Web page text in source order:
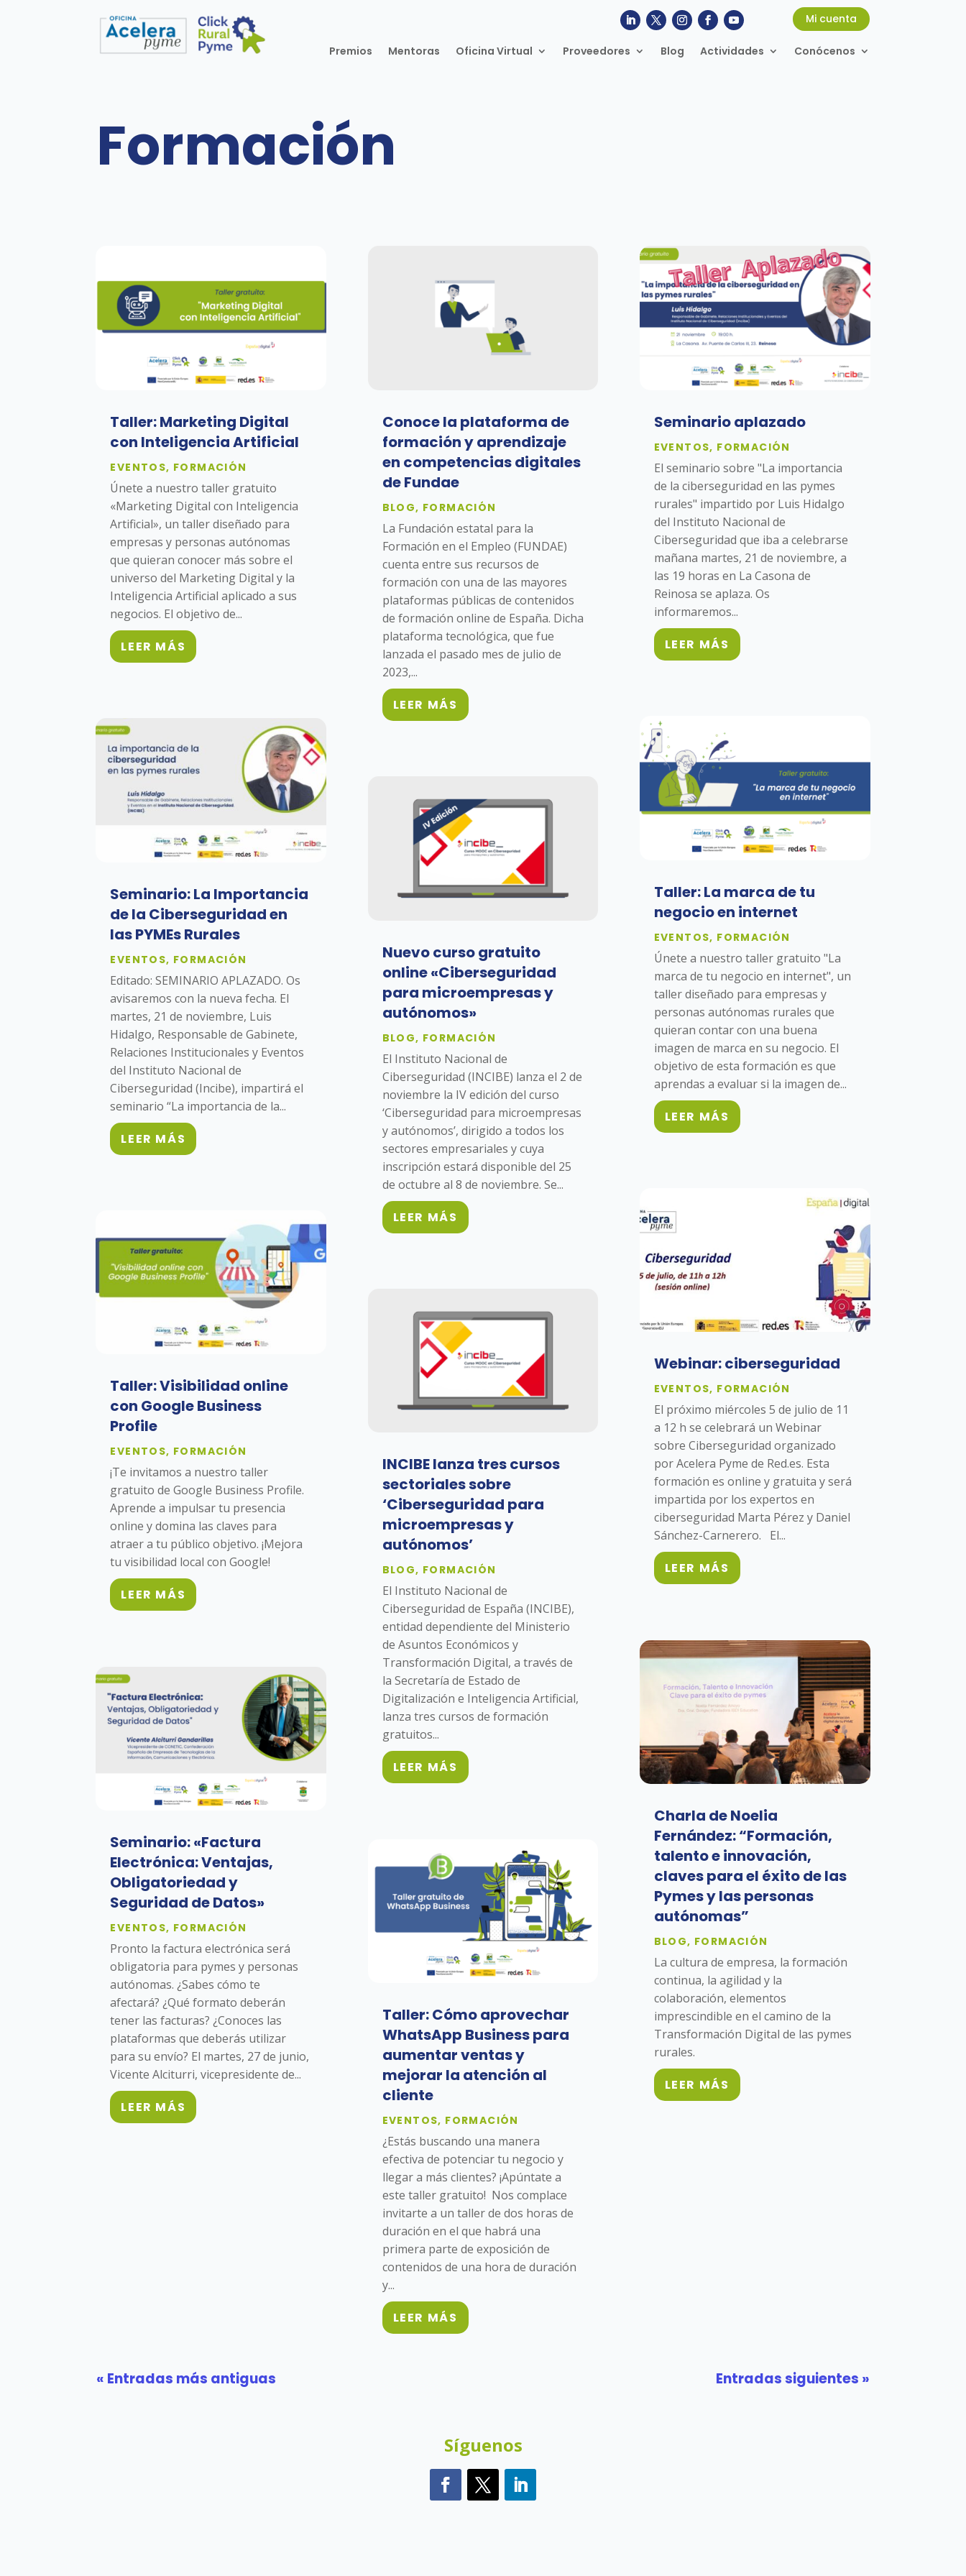
Mi cuenta
Premios Mentoras Oficina Virtual Proveedores Blog Actividades Conócenos
Formación
Taller: Marketing Digital
con Inteligencia Artificial
EVENTOS, FORMACIÓN
Únete a nuestro taller gratuito
«Marketing Digital con Inteligencia
Artificial», un taller diseñado para
empresas y personas autónomas
que quieran conocer más sobre el
universo del Marketing Digital y la
Inteligencia Artificial aplicado a sus
negocios. El objetivo de...
LEER MÁS
Seminario: La Importancia
de la Ciberseguridad en
las PYMEs Rurales
EVENTOS, FORMACIÓN
Editado: SEMINARIO APLAZADO. Os
avisaremos con la nueva fecha. El
martes, 21 de noviembre, Luis
Hidalgo, Responsable de Gabinete,
Relaciones Institucionales y Eventos
del Instituto Nacional de
Ciberseguridad (Incibe), impartirá el
seminario “La importancia de la...
LEER MÁS
Taller: Visibilidad online
con Google Business
Profile
EVENTOS, FORMACIÓN
¡Te invitamos a nuestro taller
gratuito de Google Business Profile.
Aprende a impulsar tu presencia
online y domina las claves para
atraer a tu público objetivo. ¡Mejora
tu visibilidad local con Google!
LEER MÁS
Seminario: «Factura
Electrónica: Ventajas,
Obligatoriedad y
Seguridad de Datos»
EVENTOS, FORMACIÓN
Pronto la factura electrónica será
obligatoria para pymes y personas
autónomas. ¿Sabes cómo te
afectará? ¿Qué formato deberán
tener las facturas? ¿Conoces las
plataformas que deberás utilizar
para su envío? El martes, 27 de junio,
Vicente Alciturri, vicepresidente de...
LEER MÁS
Conoce la plataforma de
formación y aprendizaje
en competencias digitales
de Fundae
BLOG, FORMACIÓN
La Fundación estatal para la
Formación en el Empleo (FUNDAE)
cuenta entre sus recursos de
formación con una de las mayores
plataformas públicas de contenidos
de formación online de España. Dicha
plataforma tecnológica, que fue
lanzada el pasado mes de julio de
2023,...
LEER MÁS
Nuevo curso gratuito
online «Ciberseguridad
para microempresas y
autónomos»
BLOG, FORMACIÓN
El Instituto Nacional de
Ciberseguridad (INCIBE) lanza el 2 de
noviembre la IV edición del curso
‘Ciberseguridad para microempresas
y autónomos’, dirigido a todos los
sectores empresariales y cuya
inscripción estará disponible del 25
de octubre al 8 de noviembre. Se...
LEER MÁS
INCIBE lanza tres cursos
sectoriales sobre
‘Ciberseguridad para
microempresas y
autónomos’
BLOG, FORMACIÓN
El Instituto Nacional de
Ciberseguridad de España (INCIBE),
entidad dependiente del Ministerio
de Asuntos Económicos y
Transformación Digital, a través de
la Secretaría de Estado de
Digitalización e Inteligencia Artificial,
lanza tres cursos de formación
gratuitos...
LEER MÁS
Taller: Cómo aprovechar
WhatsApp Business para
aumentar ventas y
mejorar la atención al
cliente
EVENTOS, FORMACIÓN
¿Estás buscando una manera
efectiva de potenciar tu negocio y
llegar a más clientes? ¡Apúntate a
este taller gratuito! Nos complace
invitarte a un taller de dos horas de
duración en el que habrá una
primera parte de exposición de
contenidos de una hora de duración
y...
LEER MÁS
Seminario aplazado
EVENTOS, FORMACIÓN
El seminario sobre "La importancia
de la ciberseguridad en las pymes
rurales" impartido por Luis Hidalgo
del Instituto Nacional de
Ciberseguridad que iba a celebrarse
mañana martes, 21 de noviembre, a
las 19 horas en La Casona de
Reinosa se aplaza. Os
informaremos...
LEER MÁS
Taller: La marca de tu
negocio en internet
EVENTOS, FORMACIÓN
Únete a nuestro taller gratuito "La
marca de tu negocio en internet", un
taller diseñado para empresas y
personas autónomas rurales que
quieran contar con una buena
imagen de marca en su negocio. El
objetivo de esta formación es que
aprendas a evaluar si la imagen de...
LEER MÁS
Webinar: ciberseguridad
EVENTOS, FORMACIÓN
El próximo miércoles 5 de julio de 11
a 12 h se celebrará un Webinar
sobre Ciberseguridad organizado
por Acelera Pyme de Red.es. Esta
formación es online y gratuita y será
impartida por los expertos en
ciberseguridad Marta Pérez y Daniel
Sánchez-Carnerero. El...
LEER MÁS
Charla de Noelia
Fernández: “Formación,
talento e innovación,
claves para el éxito de las
Pymes y las personas
autónomas”
BLOG, FORMACIÓN
La cultura de empresa, la formación
continua, la agilidad y la
colaboración, elementos
imprescindible en el camino de la
Transformación Digital de las pymes
rurales.
LEER MÁS
« Entradas más antiguas Entradas siguientes »
Síguenos